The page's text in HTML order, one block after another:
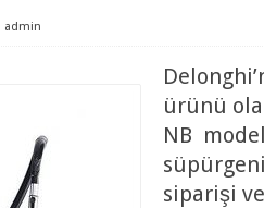
admin
ürünü
NB
siparişi